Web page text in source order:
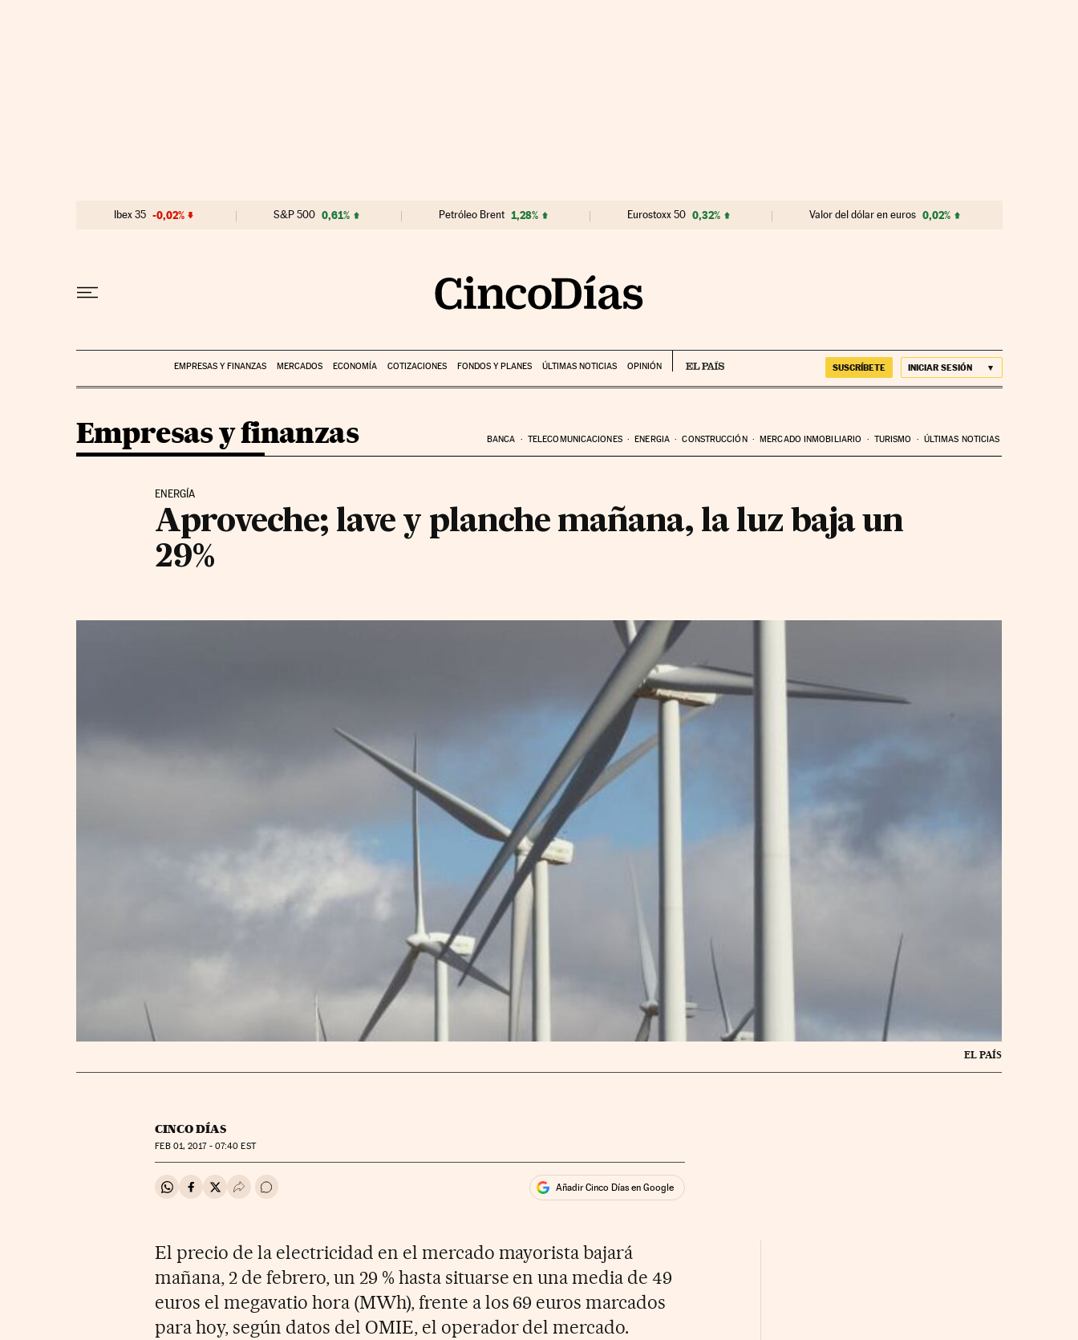
Ibex 35 -0,02% S&P 500 0,61% Petróleo Brent 1,28% Eurostoxx 50 0,32% Valor del dólar en euros 0,02%
EMPRESAS Y FINANZAS MERCADOS ECONOMÍA COTIZACIONES FONDOS Y PLANES ÚLTIMAS NOTICIAS OPINIÓN SUSCRÍBETE INICIAR SESIÓN
Empresas y finanzas BANCA TELECOMUNICACIONES ENERGIA CONSTRUCCIÓN MERCADO INMOBILIARIO TURISMO ÚLTIMAS NOTICIAS
ENERGÍA
Aproveche; lave y planche mañana, la luz baja un
29%
EL PAÍS
CINCO DÍAS
FEB01, 2017 - 07:40 EST
Compartir en Whatsapp
Compartir en Facebook
Compartir en Twitter
Desplegar Redes Sociales
Ir a los comentarios Añadir Cinco Días en Google
El precio de la electricidad en el mercado mayorista bajará
mañana, 2 de febrero, un 29 % hasta situarse en una media de 49
euros el megavatio hora (MWh), frente a los 69 euros marcados
para hoy, según datos del OMIE, el operador del mercado.